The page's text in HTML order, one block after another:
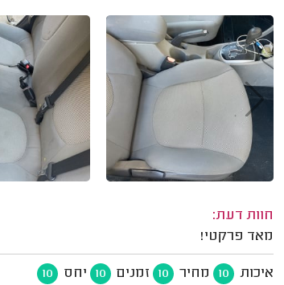
חוות דעת:
מאד פרקטי!
איכות 10 מחיר 10 זמנים 10 יחס 10